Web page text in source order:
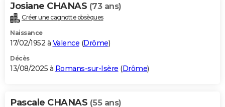
Josiane CHANAS (73 ans)
Créer une cagnotte obsèques
Naissance
17/02/1952 à Valence (Drôme)
Décès
13/08/2025 à Romans-sur-Isère (Drôme)
Pascale CHANAS (55 ans)